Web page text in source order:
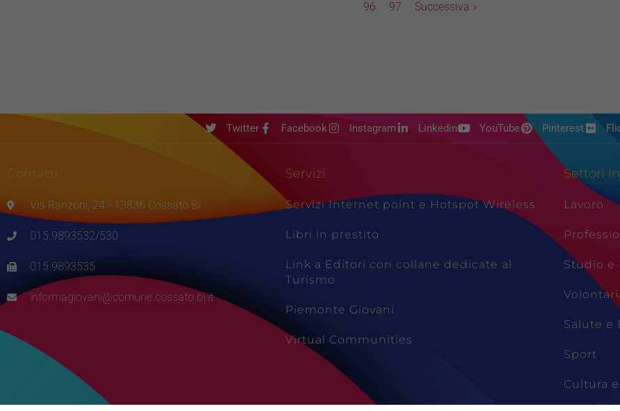
96
97 Successiva »
Twitter Facebook Instagram Linkedin YouTube Pinterest
Contatti
Via Ranzoni, 24 - 13836 Cossato BI
015.9893532/530
015.9893535
informagiovani@comune.cossato.bi.it
Servizi
Servizi Internet point e Hotspot Wireless
Libri in prestito
Link a Editori con collane dedicate al
Turismo
Piemonte Giovani
Virtual Communities
Settori
Lavoro
Studio e
Salute e
Sport
Cultura